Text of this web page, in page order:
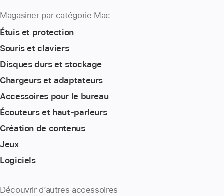
Magasiner par catégorie Mac
Étuis et protection
Souris et claviers
Disques durs et stockage
Chargeurs et adaptateurs
Accessoires pour le bureau
Écouteurs et haut-parleurs
Création de contenus
Jeux
Logiciels
Découvrir d’autres accessoires